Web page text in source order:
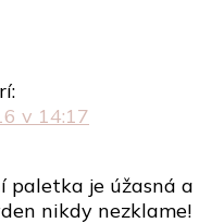
v 14:17
paletka je úžasná a
nikdy nezklame!